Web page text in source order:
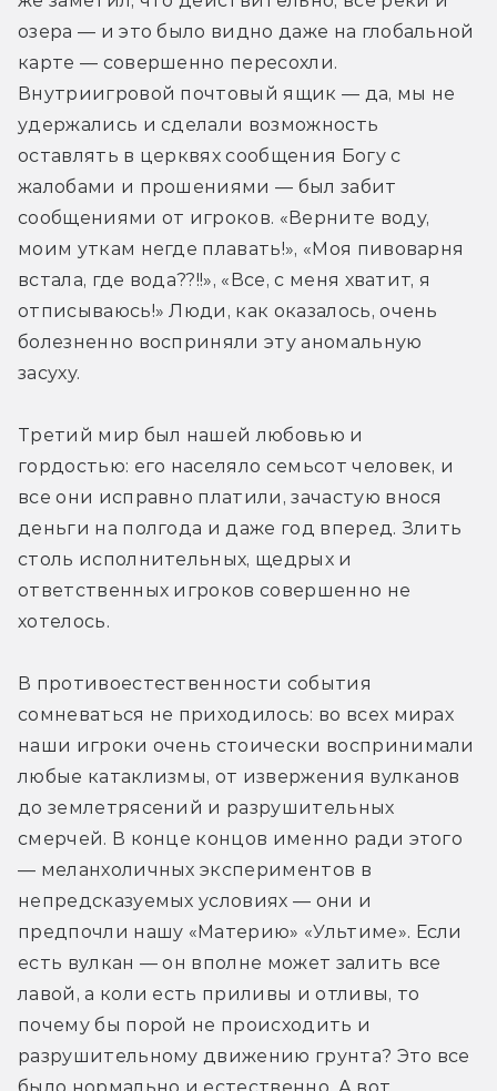
озера — и это было видно даже на глобальной
карте — совершенно пересохли.
Внутриигровой почтовый ящик — да, мы не
удержались и сделали возможность
оставлять в церквях сообщения Богу с
жалобами и прошениями — был забит
сообщениями от игроков. «Верните воду,
моим уткам негде плавать!», «Моя пивоварня
встала, где вода??!!», «Все, с меня хватит, я
отписываюсь!» Люди, как оказалось, очень
болезненно восприняли эту аномальную
засуху.
Третий мир был нашей любовью и
гордостью: его населяло семьсот человек, и
все они исправно платили, зачастую внося
деньги на полгода и даже год вперед. Злить
столь исполнительных, щедрых и
ответственных игроков совершенно не
хотелось.
В противоестественности события
сомневаться не приходилось: во всех мирах
наши игроки очень стоически воспринимали
любые катаклизмы, от извержения вулканов
до землетрясений и разрушительных
смерчей. В конце концов именно ради этого
— меланхоличных экспериментов в
непредсказуемых условиях — они и
предпочли нашу «Материю» «Ультиме». Если
есть вулкан — он вполне может залить все
лавой, а коли есть приливы и отливы, то
почему бы порой не происходить и
разрушительному движению грунта? Это все
было нормально и естественно. А вот